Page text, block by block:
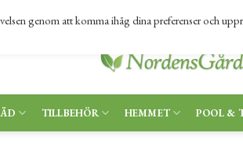
TILLBEHÖR HEMMET POOL &
genom att komma ihåg dina preferenser och